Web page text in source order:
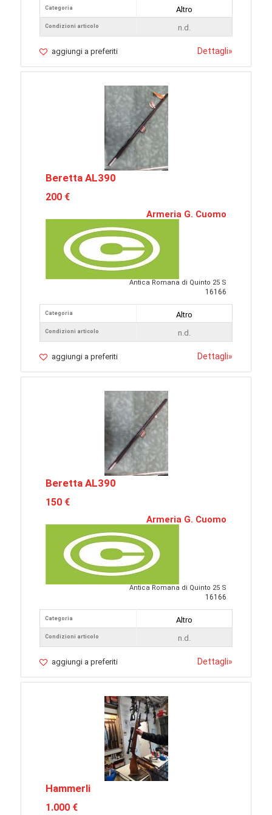
Categoria
Condizioni articolo
Altro
n.d.
aggiungi a preferiti Dettagli»
Beretta AL390
200 €
Armeria G. Cuomo
Antica Romana di Quinto 25 S
16166
Categoria
Condizioni articolo
Altro
n.d.
aggiungi a preferiti Dettagli»
Beretta AL390
150 €
Armeria G. Cuomo
Antica Romana di Quinto 25 S
16166
Categoria
Condizioni articolo
Altro
n.d.
aggiungi a preferiti Dettagli»
Hammerli
1.000 €